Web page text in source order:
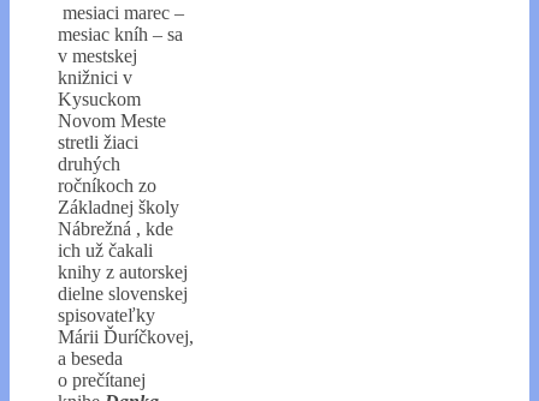
mesiaci marec –
mesiac kníh – sa
v mestskej
knižnici v
Kysuckom
Novom Meste
stretli žiaci
druhých
ročníkoch zo
Základnej školy
Nábrežná , kde
ich už čakali
knihy z autorskej
dielne slovenskej
spisovateľky
Márii Ďuríčkovej,
a beseda
o prečítanej